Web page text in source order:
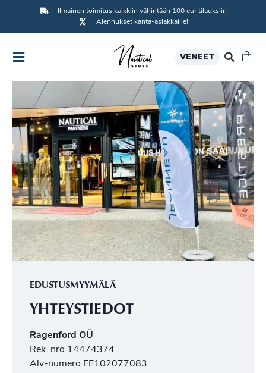
Ilmainen toimitus kaikkiin vähintään 100 eur tilauksiin
Alennukset kanta-asiakkaille!
VENEET
EDUSTUSMYYMÄLÄ
YHTEYSTIEDOT
Ragenford OÜ
Rek. nro 14474374
Alv-numero EE102077083